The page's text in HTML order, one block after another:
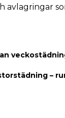
avlagringar
–